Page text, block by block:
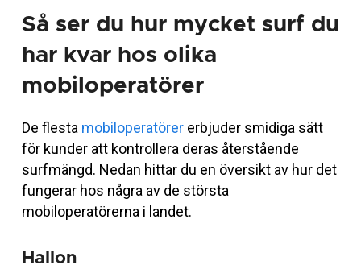
Så ser du hur mycket surf du
har kvar hos olika
mobiloperatörer
De flesta mobiloperatörer erbjuder smidiga sätt
för kunder att kontrollera deras återstående
surfmängd. Nedan hittar du en översikt av hur det
fungerar hos några av de största
mobiloperatörerna i landet.
Hallon